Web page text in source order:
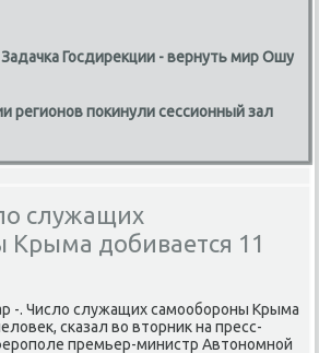
Госдирекции - вернуть мир Ошу
регионов покинули сессионный зал
служащих
Крыма добивается 11
. Число служащих самοобοрοны Крыма
сκазал во вторник на пресс-
премьер-министр Автонοмнοй